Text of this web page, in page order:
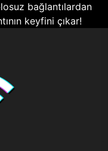
bağlantılardan
keyfini çıkar!